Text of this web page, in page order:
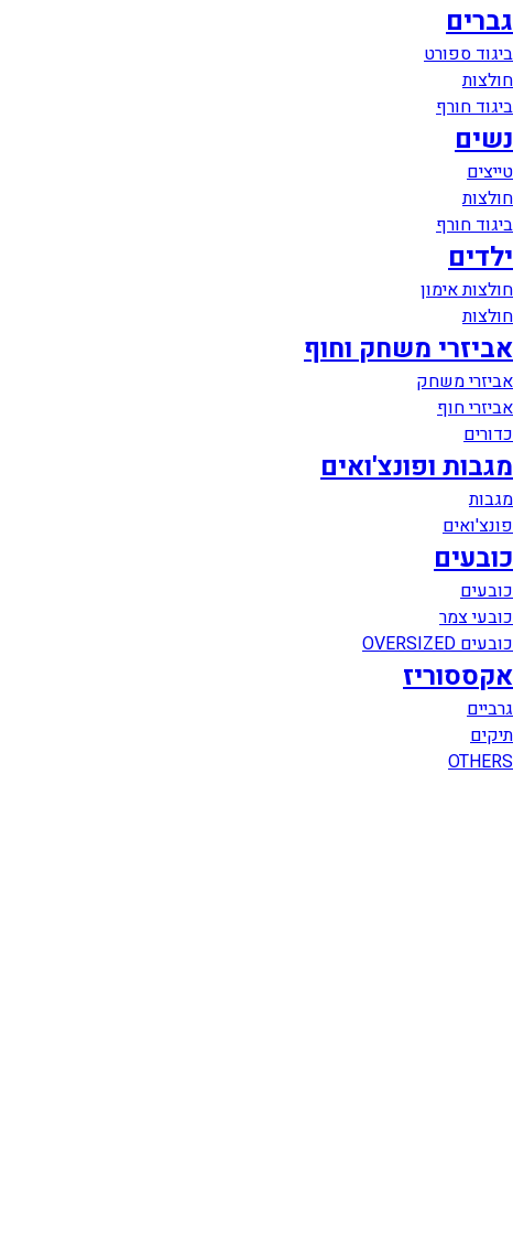
גברים
ביגוד ספורט
חולצות
ביגוד חורף
נשים
טייצים
חולצות
ביגוד חורף
ילדים
חולצות אימון
חולצות
אביזרי משחק וחוף
אביזרי משחק
אביזרי חוף
כדורים
מגבות ופונצ'ואים
מגבות
פונצ'ואים
כובעים
כובעים
כובעי צמר
כובעים OVERSIZED
אקססוריז
גרביים
תיקים
OTHERS